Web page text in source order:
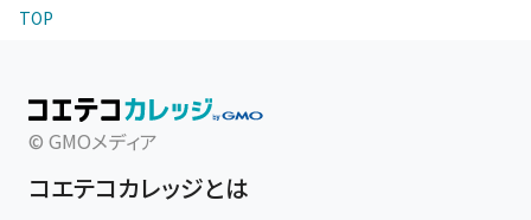
TOP
© GMOメディア
コエテコカレッジとは